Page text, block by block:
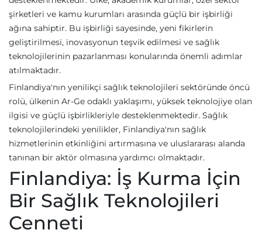
şirketleri ve kamu kurumları arasında güçlü bir işbirliği
ağına sahiptir. Bu işbirliği sayesinde, yeni fikirlerin
geliştirilmesi, inovasyonun teşvik edilmesi ve sağlık
teknolojilerinin pazarlanması konularında önemli adımlar
atılmaktadır.
Finlandiya'nın yenilikçi sağlık teknolojileri sektöründe öncü
rolü, ülkenin Ar-Ge odaklı yaklaşımı, yüksek teknolojiye olan
ilgisi ve güçlü işbirlikleriyle desteklenmektedir. Sağlık
teknolojilerindeki yenilikler, Finlandiya'nın sağlık
hizmetlerinin etkinliğini artırmasına ve uluslararası alanda
tanınan bir aktör olmasına yardımcı olmaktadır.
Finlandiya: İş Kurma İçin
Bir Sağlık Teknolojileri
Cenneti